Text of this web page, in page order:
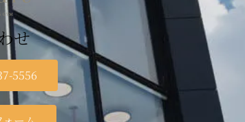
せ
5556